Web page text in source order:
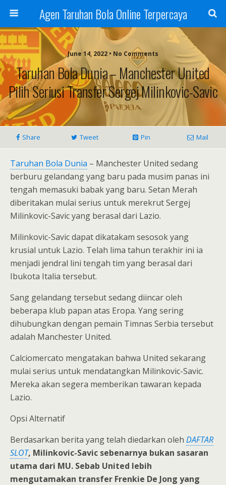
Agen Taruhan Bola Online Terpercaya
June 14, 2022 • No Comments
Taruhan Bola Dunia – Manchester United
Pilih Seriusi Transfer Sergej Milinkovic-Savic
Share Tweet Pin Mail
Taruhan Bola Dunia – Manchester United sedang
berburu gelandang yang baru pada musim panas ini
tengah memasuki babak yang baru. Setan Merah
diberitakan mulai serius untuk merekrut Sergej
Milinkovic-Savic yang berasal dari Lazio.
Milinkovic-Savic dapat dikatakam sesosok yang
krusial untuk Lazio. Telah lima tahun terakhir ini ia
menjadi jendral lini tengah tim yang berasal dari
Ibukota Italia tersebut.
Sang gelandang tersebut sedang diincar oleh
beberapa klub papan atas Eropa. Yang sering
dihubungkan dengan pemain Timnas Serbia tersebut
adalah Manchester United.
Calciomercato mengatakan bahwa United sekarang
mulai serius untuk mendatangkan Milinkovic-Savic.
Mereka akan segera memberikan tawaran kepada
Lazio.
Opsi Alternatif
Berdasarkan berita yang telah diedarkan oleh DAFTAR
SLOT, Milinkovic-Savic sebenarnya bukan sasaran
utama dari MU. Sebab United lebih
mengutamakan transfer Frenkie De Jong yang